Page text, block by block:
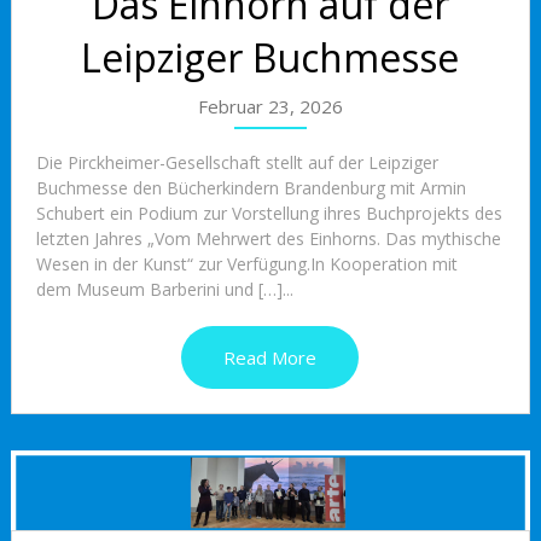
Leipziger Buchmesse
Februar 23, 2026
Die Pirckheimer-Gesellschaft stellt auf der Leipziger
Buchmesse den Bücherkindern Brandenburg mit Armin
Schubert ein Podium zur Vorstellung ihres Buchprojekts des
letzten Jahres „Vom Mehrwert des Einhorns. Das mythische
Wesen in der Kunst“ zur Verfügung.In Kooperation mit
dem Museum Barberini und […]...
Read More